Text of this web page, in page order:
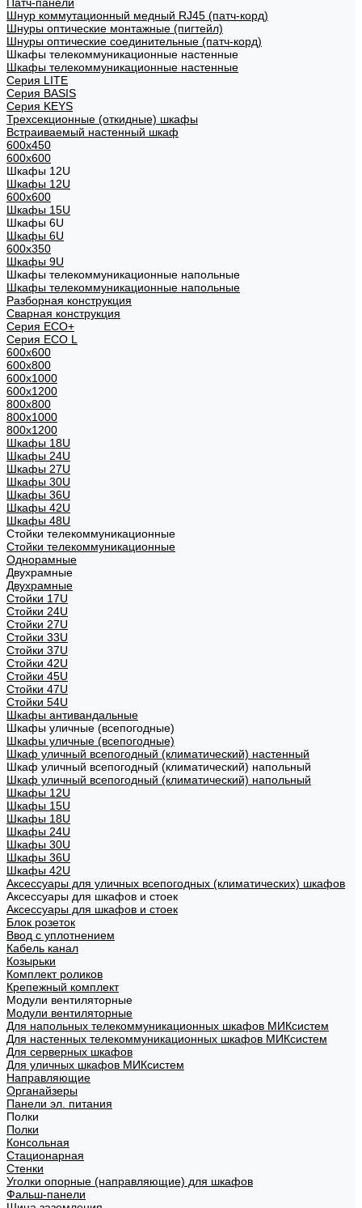
Шнур коммутационный медный RJ45 (патч-корд)
Шнуры оптические монтажные (пигтейл)
Шнуры оптические соединительные (патч-корд)
Шкафы телекоммуникационные настенные
Шкафы телекоммуникационные настенные
Cерия LITE
Cерия BASIS
Cерия KEYS
Трехсекционные (откидные) шкафы
Встраиваемый настенный шкаф
600x450
600x600
Шкафы 12U
Шкафы 12U
600x600
Шкафы 15U
Шкафы 6U
Шкафы 6U
600x350
Шкафы 9U
Шкафы телекоммуникационные напольные
Шкафы телекоммуникационные напольные
Разборная конструкция
Сварная конструкция
Серия ECO+
Серия ECO L
600x600
600x800
600х1000
600х1200
800x800
800х1000
800х1200
Шкафы 18U
Шкафы 24U
Шкафы 27U
Шкафы 30U
Шкафы 36U
Шкафы 42U
Шкафы 48U
Стойки телекоммуникационные
Стойки телекоммуникационные
Однорамные
Двухрамные
Двухрамные
Стойки 17U
Стойки 24U
Стойки 27U
Стойки 33U
Стойки 37U
Стойки 42U
Стойки 45U
Стойки 47U
Стойки 54U
Шкафы антивандальные
Шкафы уличные (всепогодные)
Шкафы уличные (всепогодные)
Шкаф уличный всепогодный (климатический) настенный
Шкаф уличный всепогодный (климатический) напольный
Шкаф уличный всепогодный (климатический) напольный
Шкафы 12U
Шкафы 15U
Шкафы 18U
Шкафы 24U
Шкафы 30U
Шкафы 36U
Шкафы 42U
Аксессуары для уличных всепогодных (климатических) шкафов
Аксессуары для шкафов и стоек
Аксессуары для шкафов и стоек
Блок розеток
Ввод с уплотнением
Кабель канал
Козырьки
Комплект роликов
Крепежный комплект
Модули вентиляторные
Модули вентиляторные
Для напольных телекоммуникационных шкафов МИКсистем
Для настенных телекоммуникационных шкафов МИКсистем
Для серверных шкафов
Для уличных шкафов МИКсистем
Направляющие
Органайзеры
Панели эл. питания
Полки
Полки
Консольная
Стационарная
Стенки
Уголки опорные (направляющие) для шкафов
Фальш-панели